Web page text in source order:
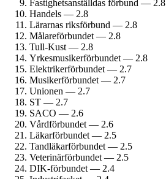
Fastighets­anställdas förbund — 2.8
Handels — 2.8
Lärarnas riksförbund — 2.8
Målare­förbundet — 2.8
Tull-Kust — 2.8
Yrkesmusiker­förbundet — 2.8
Elektriker­förbundet — 2.7
Musiker­förbundet — 2.7
Unionen — 2.7
ST — 2.7
SACO — 2.6
Vårdförbundet — 2.6
Läkarförbundet — 2.5
Tandläkar­förbundet — 2.5
Veterinärförbundet — 2.5
DIK-förbundet — 2.4